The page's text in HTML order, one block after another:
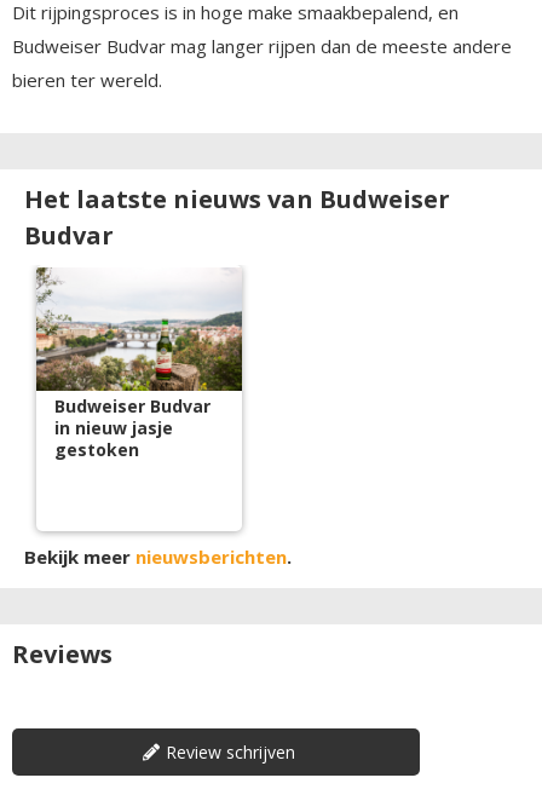
Dit rijpingsproces is in hoge make smaakbepalend, en
Budweiser Budvar mag langer rijpen dan de meeste andere
bieren ter wereld.
Het laatste nieuws van Budweiser
Budvar
Budweiser Budvar
in nieuw jasje
gestoken
Bekijk meer nieuwsberichten.
Reviews
Review schrijven